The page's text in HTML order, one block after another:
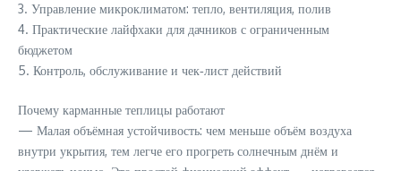
3. Управление микроклиматом: тепло, вентиляция, полив
4. Практические лайфхаки для дачников с ограниченным
бюджетом
5. Контроль, обслуживание и чек‑лист действий
Почему карманные теплицы работают
— Малая объёмная устойчивость: чем меньше объём воздуха
внутри укрытия, тем легче его прогреть солнечным днём и